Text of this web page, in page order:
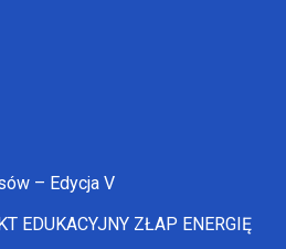
– Edycja V
EDUKACYJNY ZŁAP ENERGIĘ